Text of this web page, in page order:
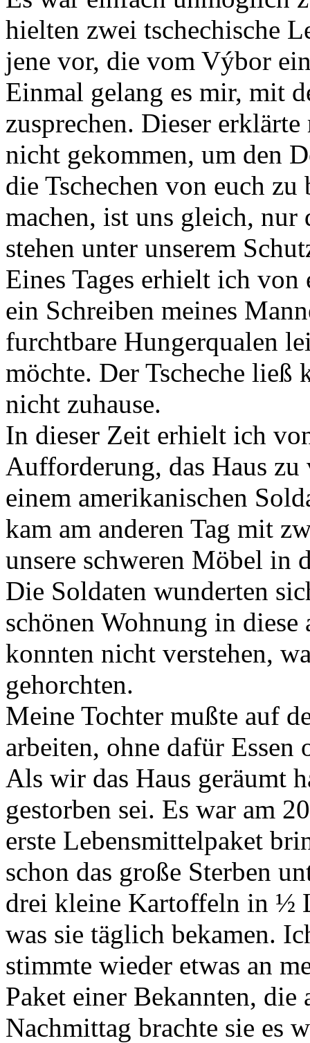
hielten zwei tschechische
jene vor, die vom Výbor
Einmal gelang es mir, mit
zusprechen. Dieser
nicht gekommen, um den
die Tschechen von euch
machen, ist uns gleich,
stehen unter unserem
Eines Tages erhielt ich von
ein Schreiben meines
furchtbare Hungerqualen
möchte. Der Tscheche ließ
nicht zuhause.
In dieser Zeit erhielt ich
Aufforderung, das Haus zu
einem amerikanischen
kam am anderen Tag mit
unsere schweren Möbel in
Die Soldaten wunderten
schönen Wohnung in diese
konnten nicht verstehen,
gehorchten.
Meine Tochter mußte auf
arbeiten, ohne dafür Essen
Als wir das Haus geräumt
gestorben sei. Es war am
erste Lebensmittelpaket
schon das große Sterben
drei kleine Kartoffeln in ½
was sie täglich bekamen.
stimmte wieder etwas an
Paket einer Bekannten,
Nachmittag brachte sie es